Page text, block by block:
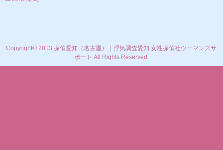
Copyright© 2013 探偵愛知（名古屋）｜浮気調査愛知 女性探偵社ウーマンズサ
ポート All Rights Reserved.